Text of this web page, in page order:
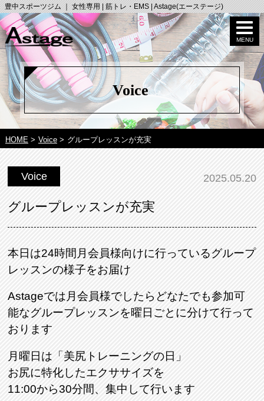
豊中スポーツジム ｜ 女性専用 | 筋トレ・EMS | Astage(エーステージ)
Voice
HOME> Voice> グループレッスンが充実
Voice 2025.05.20
グループレッスンが充実
本日は24時間月会員様向けに行っているグループ
レッスンの様子をお届け
Astageでは月会員様でしたらどなたでも参加可
能なグループレッスンを曜日ごとに分けて行って
おります
月曜日は「美尻トレーニングの日 」
お尻に特化したエクササイズを
11:00から30分間、集中して行います